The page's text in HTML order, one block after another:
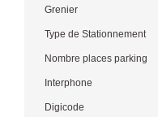
Grenier
Type de Stationnement
Nombre places parking
Interphone
Digicode